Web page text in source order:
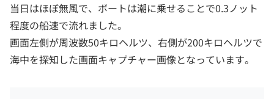
当日はほぼ無風で、ボートは潮に乗せることで0.3ノット
程度の船速で流れました。
画面左側が周波数50キロヘルツ、右側が200キロヘルツで
海中を探知した画面キャプチャー画像となっています。